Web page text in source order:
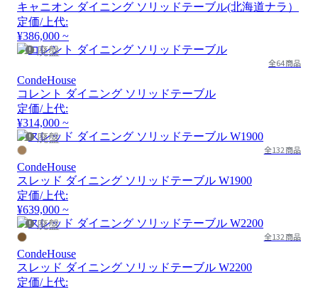
キャニオン ダイニング ソリッドテーブル(北海道ナラ）
定価/上代:
¥386,000 ~
廃盤
全64商品
CondeHouse
コレント ダイニング ソリッドテーブル
定価/上代:
¥314,000 ~
廃盤
全132商品
CondeHouse
スレッド ダイニング ソリッドテーブル W1900
定価/上代:
¥639,000 ~
廃盤
全132商品
CondeHouse
スレッド ダイニング ソリッドテーブル W2200
定価/上代: